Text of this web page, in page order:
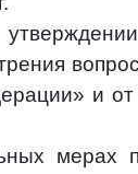
и
мерах